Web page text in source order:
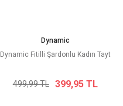
Dynamic
Dynamic Fitilli Şardonlu Kadın Tayt
499,99 TL 399,95 TL